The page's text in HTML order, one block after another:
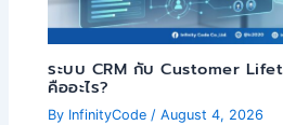
ระบบ CRM กับ Customer
คืออะไร?
By InfinityCode/August 4, 2026